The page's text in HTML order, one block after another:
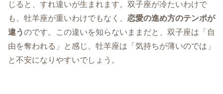
じると、すれ違いが生まれます。双子座が冷たいわけで
も、牡羊座が重いわけでもなく、 恋愛の進め方のテンポが
違うのです。この違いを知らないままだと、双子座は「自
由を奪われる」と感じ、牡羊座は「気持ちが薄いのでは」
と不安になりやすいでしょう。